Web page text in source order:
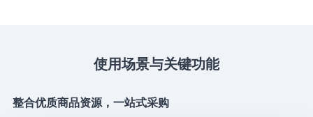
使用场景与关键功能
整合优质商品资源，一站式采购